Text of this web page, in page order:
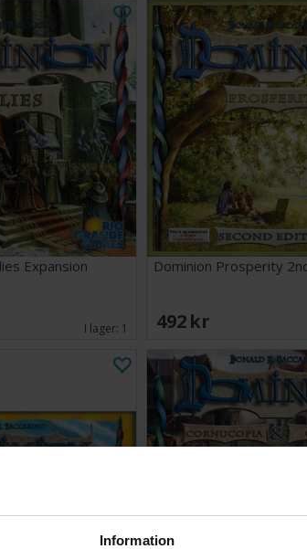
Information
Expansion
I lager: 1
Dominion Prosperity
492 SEK